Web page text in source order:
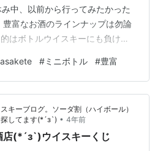
中、以前から行ってみたかった
豊富なお酒のラインナップは勿論
はボトルウイスキーにも負けな
に出かける予定も無く、家で暇
れ、車で1時間ちょっとの気晴ら
きました(*´з`)
#ミニボトル #豊富
キーブログ。ソーダ割（ハイボール）
してます(*´з`) • 4年前
店(*´з`)ウイスキーくじ